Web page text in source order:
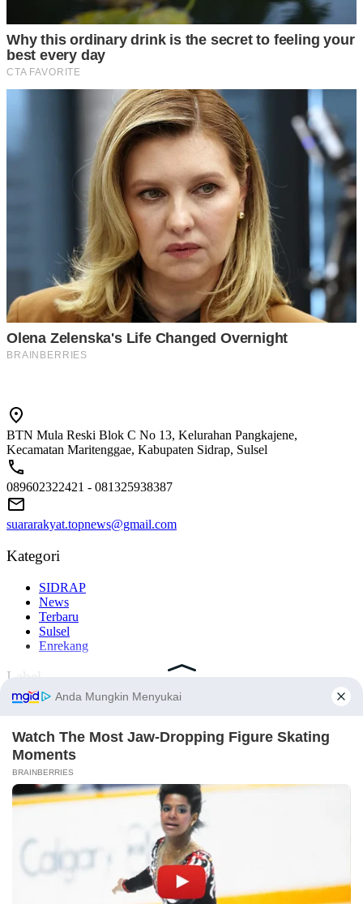
BTN Mula Reski Blok C No 13, Kelurahan Pangkajene,
Kecamatan Maritenggae, Kabupaten Sidrap, Sulsel
089602322421 - 081325938387
suararakyat.topnews@gmail.com
Kategori
SIDRAP
News
Terbaru
Sulsel
Enrekang
Label
#Nasional
#Enrekang
#Barru
Komentar Terbaru